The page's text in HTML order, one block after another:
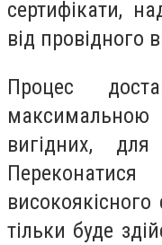
сертифікати,
від провідного
Процес
вигідних,
тільки буде